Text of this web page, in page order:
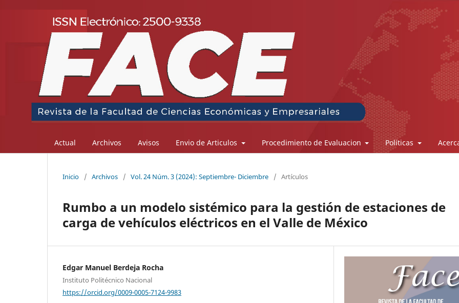
Actual Archivos Avisos Envio de Articulos Procedimiento de Evaluacion Políticas
Inicio / Archivos / Vol. 24 Núm. 3 (2024): Septiembre- Diciembre / Artículos
Rumbo a un modelo sistémico para la gestión de estaciones de
carga de vehículos eléctricos en el Valle de México
Edgar Manuel Berdeja Rocha
Instituto Politécnico Nacional
https://orcid.org/0009-0005-7124-9983